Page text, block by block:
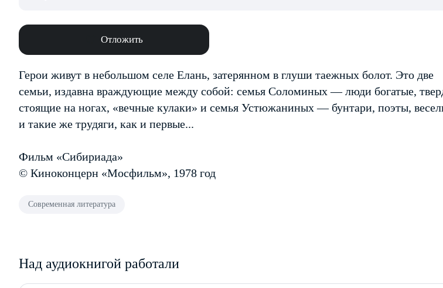
Отложить
Герои живут в небольшом селе Елань, затерянном в глуши таежных болот. Это две
семьи, издавна враждующие между собой: семья Соломиных — люди богатые,
стоящие на ногах, «вечные кулаки» и семья Устюжаниных — бунтари, поэты,
и такие же трудяги, как и первые...
Фильм «Сибириада»
© Киноконцерн «Мосфильм», 1978 год
Современная литература
Над аудиокнигой работали